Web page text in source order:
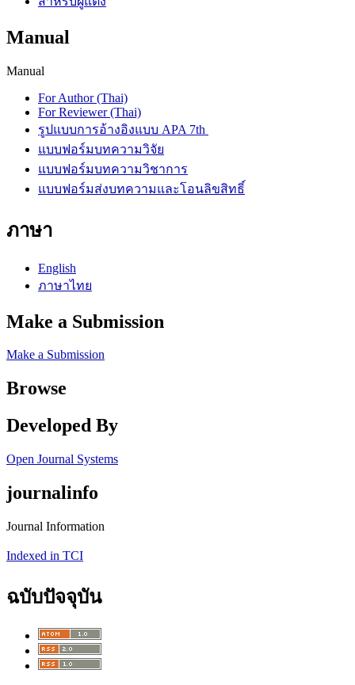
Manual
Manual
For Author (Thai)
For Reviewer (Thai)
รูปแบบการอ้างอิงแบบ APA 7th
แบบฟอร์มบทความวิจัย
แบบฟอร์มบทความวิชาการ
แบบฟอร์มส่งบทความและโอนลิขสิทธิ์
ภาษา
English
ภาษาไทย
Make a Submission
Make a Submission
Browse
Developed By
Open Journal Systems
journalinfo
Journal Information
Indexed in TCI
ฉบับปัจจุบัน